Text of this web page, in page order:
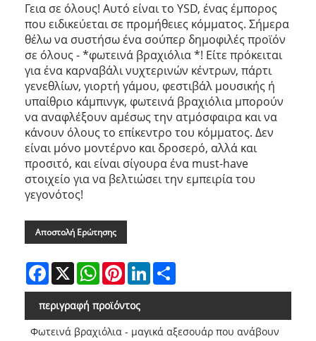
Γεια σε όλους! Αυτό είναι το YSD, ένας έμπορος
που ειδικεύεται σε προμήθειες κόμματος. Σήμερα
θέλω να συστήσω ένα σούπερ δημοφιλές προϊόν
σε όλους - *φωτεινά βραχιόλια *! Είτε πρόκειται
για ένα καρναβάλι νυχτερινών κέντρων, πάρτι
γενεθλίων, γιορτή γάμου, φεστιβάλ μουσικής ή
υπαίθριο κάμπινγκ, φωτεινά βραχιόλια μπορούν
να αναφλέξουν αμέσως την ατμόσφαιρα και να
κάνουν όλους το επίκεντρο του κόμματος. Δεν
είναι μόνο μοντέρνο και δροσερό, αλλά και
προσιτό, και είναι σίγουρα ένα must-have
στοιχείο για να βελτιώσει την εμπειρία του
γεγονότος!
Αποστολή Ερώτησης
Facebook
X WhatsAppPinterestLinkedIn
περιγραφή προϊόντος
Φωτεινά βραχιόλια - μαγικά αξεσουάρ που ανάβουν